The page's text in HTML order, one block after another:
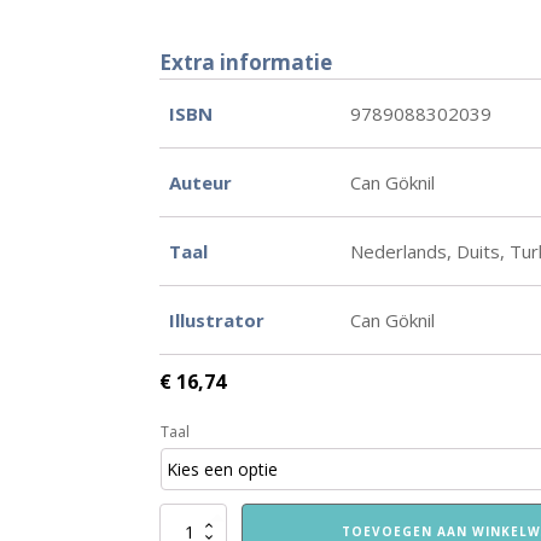
Extra informatie
ISBN 9789088302039
Auteur Can Göknil
Taal Nederlands, Duits,
Illustrator Can Göknil
€ 16,74
Taal
TOEVOEGEN AAN